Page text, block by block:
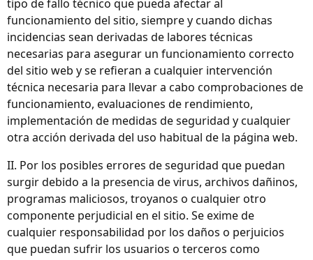
tipo de fallo técnico que pueda afectar al
funcionamiento del sitio, siempre y cuando dichas
incidencias sean derivadas de labores técnicas
necesarias para asegurar un funcionamiento correcto
del sitio web y se refieran a cualquier intervención
técnica necesaria para llevar a cabo comprobaciones de
funcionamiento, evaluaciones de rendimiento,
implementación de medidas de seguridad y cualquier
otra acción derivada del uso habitual de la página web.
II. Por los posibles errores de seguridad que puedan
surgir debido a la presencia de virus, archivos dañinos,
programas maliciosos, troyanos o cualquier otro
componente perjudicial en el sitio. Se exime de
cualquier responsabilidad por los daños o perjuicios
que puedan sufrir los usuarios o terceros como